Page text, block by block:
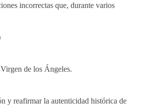
incorrectas que, durante varios
de los Ángeles.
y reafirmar la autenticidad histórica de